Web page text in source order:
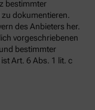
bestimmter
dokumentieren.
des Anbieters her.
vorgeschriebenen
bestimmter
Art. 6 Abs. 1 lit. c